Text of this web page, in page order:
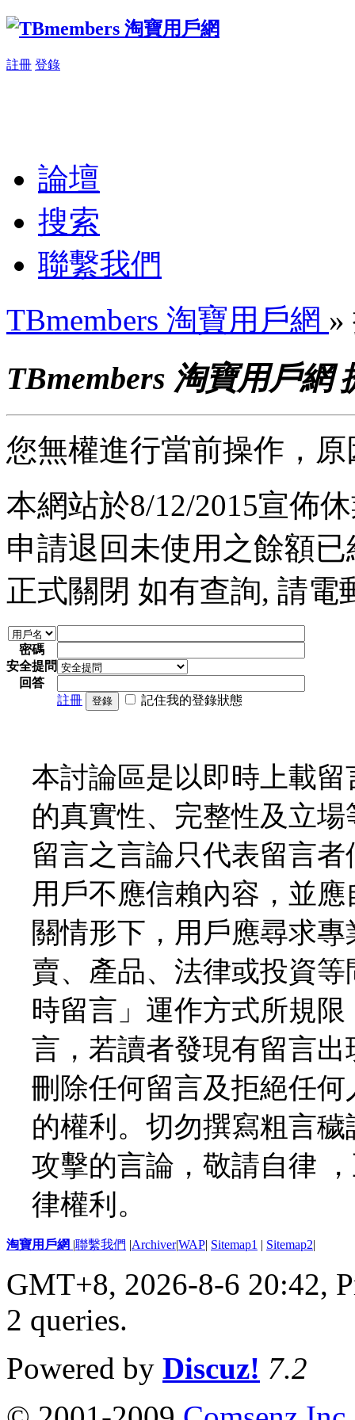
註冊 登錄
論壇
搜索
聯繫我們
TBmembers 淘寶用戶網 »
TBmembers 淘寶用戶網
您無權進行當前操作，
本網站於8/12/2015宣佈
申請退回未使用之餘額
正式關閉 如有查詢, 請電
密碼
安全提問
回答
註冊
登錄 記住我的登錄狀態
本討論區是以即時上載
的真實性、完整性及立
留言之言論只代表留言
用戶不應信賴內容，並
關情形下，用戶應尋求
賣、產品、法律或投資
時留言」運作方式所規
言，若讀者發現有留言
刪除任何留言及拒絕任
的權利。切勿撰寫粗言
攻擊的言論，敬請自律
律權利。
淘寶用戶網 |聯繫我們 |Archiver|WAP| Sitemap1 | Sitemap2|
GMT+8, 2026-8-6 20:42,
2 queries.
Powered by Discuz! 7.2